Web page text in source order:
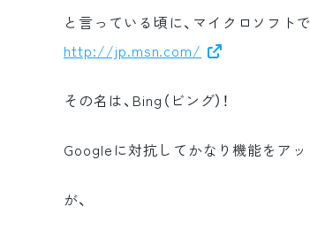
と言っている頃に、マイクロソフト
http://jp.msn.com/
その名は、Bing（ビング）！
Googleに対抗してかなり機能をアッ
が、